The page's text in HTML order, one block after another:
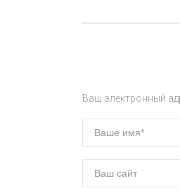
Ваш электронный